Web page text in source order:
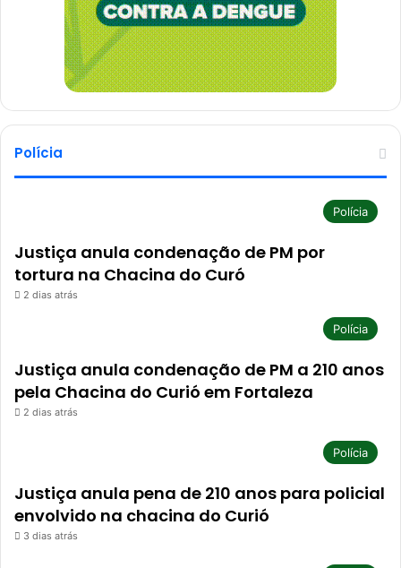
Polícia
Polícia
Justiça anula condenação de PM por
tortura na Chacina do Curó
2 dias atrás
Polícia
Justiça anula condenação de PM a 210 anos
pela Chacina do Curió em Fortaleza
2 dias atrás
Polícia
Justiça anula pena de 210 anos para policial
envolvido na chacina do Curió
3 dias atrás